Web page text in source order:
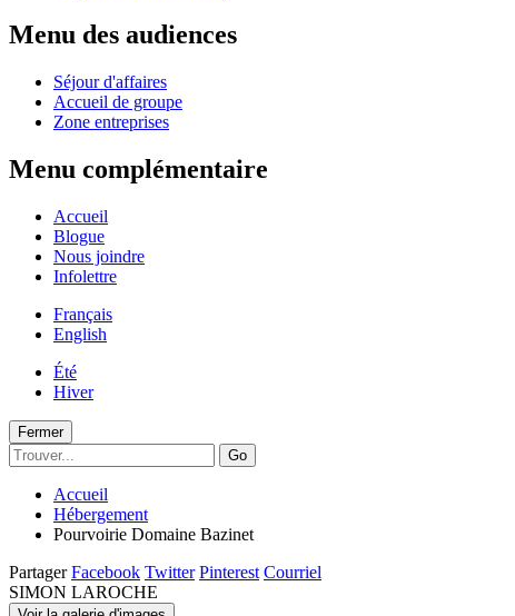
Menu des audiences
Séjour d'affaires
Accueil de groupe
Zone entreprises
Menu complémentaire
Accueil
Blogue
Nous joindre
Infolettre
Français
English
Été
Hiver
Fermer
Go
Accueil
Hébergement
Pourvoirie Domaine Bazinet
Partager Facebook Twitter Pinterest Courriel
SIMON LAROCHE